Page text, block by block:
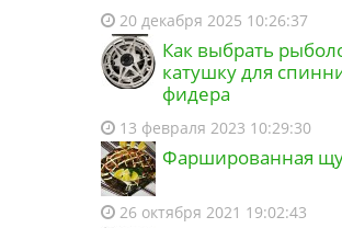
20 декабря 2025 10:26:37
Как выбрать
катушку для
фидера
13 февраля 2023 10:29:30
Фаршированная
26 октября 2021 19:02:43